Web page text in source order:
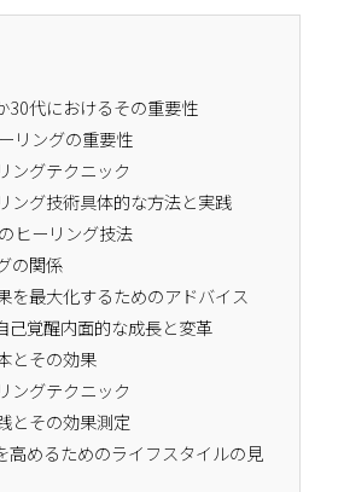
30代におけるその重要性
リングの重要性
ングテクニック
ング技術具体的な方法と実践
ヒーリング技法
の関係
を最大化するためのアドバイス
己覚醒内面的な成長と変革
とその効果
ングテクニック
とその効果測定
高めるためのライフスタイルの見